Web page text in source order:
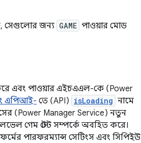
সেগুলোর জন্য GAME পাওয়ার মোড
এবং পাওয়ার এইচএএল-কে (Power
এপিআই- তে (API) isLoading নামে
(Power Manager Service) নতুন
গেম স্টেট সম্পর্কে অবহিত করে।
পারফরম্যান্স সেটিংস এবং সিপিইউ